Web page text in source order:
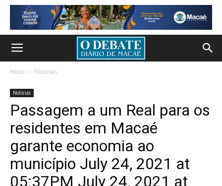
Início Notícias
Notícias
Passagem a um Real para os
residentes em Macaé
garante economia ao
município July 24, 2021 at
05:37PM July 24, 2021 at